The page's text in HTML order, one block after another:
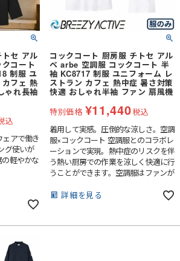
セ アル
コート
制服 ユ
フェ 熱
ゃれ長袖
込
アで働き
グ使いが
軽やかな
コックコート 厨房服 チトセ アル
ベ arbe 空調服 コックコート 半
袖 KC8717 制服 ユニフォーム レ
ストラン カフェ 熱中症 暑さ対策
快適 おしゃれ半袖 ファン 扇風機
特別価格 ¥11,440税込
着用して実感。圧倒的な涼しさ。空調
服×コックコート 空調服とのコラボレ
ーションで実現。熱中症のリスクを伴
う熱い厨房での作業を涼しく快適に行
うことができます。空調服はファンが
と体の間を平行に流れます。その過程
暖かく湿った空気は襟元と袖口から排
詳細を見る